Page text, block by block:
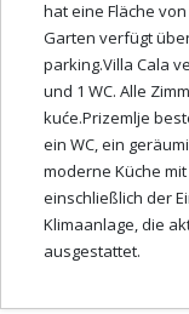
hat eine Fläche
Garten verfügt
parking.Villa Cala
und 1 WC. Alle
kuće.Prizemlje
ein WC, ein
moderne Küche
einschließlich der
Klimaanlage, die
ausgestattet.